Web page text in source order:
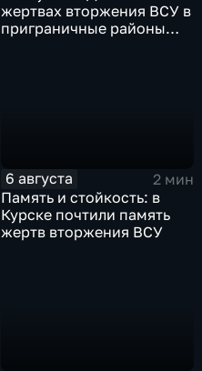
жертвах вторжения ВСУ в
приграничные районы
6 августа
2 мин
Память и стойкость: в
Курске почтили память
жертв вторжения ВСУ